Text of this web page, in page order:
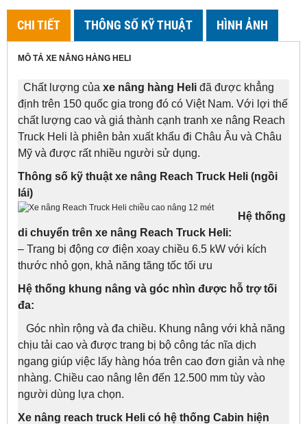
CHI TIẾT THÔNG SỐ KỸ THUẬT HÌNH ẢNH
MÔ TẢ XE NÂNG HÀNG HELI
Chất lượng của xe nâng hàng Heli đã được khẳng
định trên 150 quốc gia trong đó có Việt Nam. Với lợi thế
chất lượng cao và giá thành cạnh tranh xe nâng Reach
Truck Heli là phiên bản xuất khẩu đi Châu Âu và Châu
Mỹ và được rất nhiều người sử dụng.
Thông số kỹ thuật xe nâng Reach Truck Heli (ngồi
lái)
Hệ thống
di chuyển trên xe nâng Reach Truck Heli:
– Trang bị động cơ điện xoay chiều 6.5 kW với kích
thước nhỏ gọn, khả năng tăng tốc tối ưu
Hệ thống khung nâng và góc nhìn được hỗ trợ tối
đa:
Góc nhìn rộng và đa chiều. Khung nâng với khả năng
chịu tải cao và được trang bị bộ công tác nĩa dịch
ngang giúp việc lấy hàng hóa trên cao đơn giản và nhẹ
nhàng. Chiều cao nâng lên đến 12.500 mm tùy vào
người dùng lựa chọn.
Xe nâng reach truck Heli có hệ thống Cabin hiện